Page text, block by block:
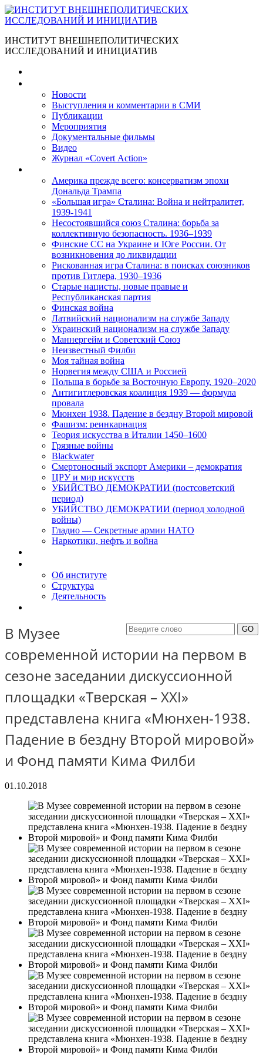
ИНСТИТУТ ВНЕШНЕПОЛИТИЧЕСКИХ
ИССЛЕДОВАНИЙ И ИНИЦИАТИВ
Новости
Выступления и коммента­рии в СМИ
Публикации
Мероприятия
Документальные фильмы
Видео
Журнал «Covert Action»
Америка прежде всего: консерватизм эпохи
Дональда Трампа
«Большая игра» Сталина: Война и нейтралитет,
1939-1941
Несостоявшийся союз Сталина: борьба за
коллективную безопасность. 1936–1939
Финские СС на Украине и Юге России. От
возникновения до ликвидации
Рискованная игра Сталина: в поисках союзников
против Гитлера, 1930–1936
Старые нацисты, новые правые и
Республиканская партия
Финская война
Латвийский национализм на службе Западу
Украинский национализм на службе Западу
Маннергейм и Советский Союз
Неизвестный Филби
Моя тайная война
Норвегия между США и Россией
Польша в борьбе за Восточную Европу, 1920–2020
Антигитлеровская коалиция 1939 — формула
провала
Мюнхен 1938. Падение в бездну Второй мировой
Фашизм: реинкарнация
Теория искусства в Италии 1450–1600
Грязные войны
Blackwater
Смертоносный экспорт Америки – демократия
ЦРУ и мир искусств
УБИЙСТВО ДЕМОКРАТИИ (постсоветский
период)
УБИЙСТВО ДЕМОКРАТИИ (период холодной
войны)
Гладио — Секретные армии НАТО
Наркотики, нефть и война
Об институте
Структура
Деятельность
В Музее
современной истории на первом в
сезоне заседании дискуссионной
площадки «Тверская – XXI»
представлена книга «Мюнхен-1938.
Падение в бездну Второй мировой»
и Фонд памяти Кима Филби
01.10.2018